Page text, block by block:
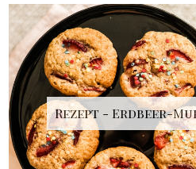
Rezept - Erdbeer-